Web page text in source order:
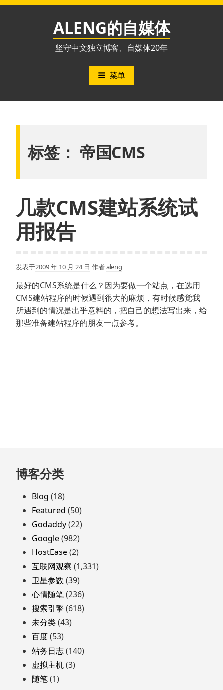
跳
ALENG的自媒体
坚守中文独立博客、自媒体20年
菜单
标签： 帝国CMS
几款CMS建站系统试
用报告
发表于2009 年 10 月 24 日 作者aleng
最好的CMS系统是什么？因为要做一个站点，在选用
CMS建站程序的时候遇到很大的麻烦，有时候感觉我
所遇到的情况是出乎意料的，把自己的想法写出来，给
那些准备建站程序的朋友一点参考。
跳
至
页
脚
博客分类
Blog (18)
Featured (50)
Godaddy(22)
Google(982)
HostEase(2)
互联网观察 (1,331)
卫星参数 (39)
心情随笔(236)
搜索引擎(618)
未分类(43)
百度(53)
站务日志(140)
虚拟主机(3)
随笔(1)